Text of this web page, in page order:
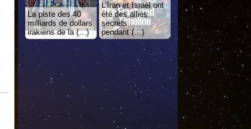
La piste des 40
milliards de dollars
irakiens de la (…)
L’Iran et Israël ont
été des alliés
secrets
pendant (…)